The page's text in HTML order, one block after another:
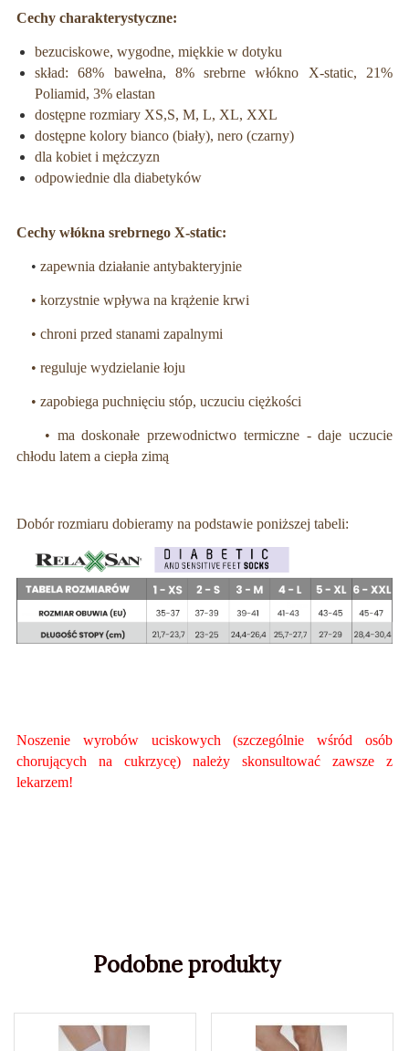
Cechy charakterystyczne:
bezuciskowe, wygodne, miękkie w dotyku
skład: 68% bawełna, 8% srebrne włókno X-static, 21%
Poliamid, 3% elastan
dostępne rozmiary XS,S, M, L, XL, XXL
dostępne kolory bianco (biały), nero (czarny)
dla kobiet i mężczyzn
odpowiednie dla diabetyków
Cechy włókna srebrnego X-static:
• zapewnia działanie antybakteryjnie
• korzystnie wpływa na krążenie krwi
• chroni przed stanami zapalnymi
• reguluje wydzielanie łoju
• zapobiega puchnięciu stóp, uczuciu ciężkości
• ma doskonałe przewodnictwo termiczne - daje uczucie
chłodu latem a ciepła zimą
Dobór rozmiaru dobieramy na podstawie poniższej tabeli:
Noszenie wyrobów uciskowych (szczególnie wśród osób
chorujących na cukrzycę) należy skonsultować zawsze z
lekarzem!
Podobne produkty